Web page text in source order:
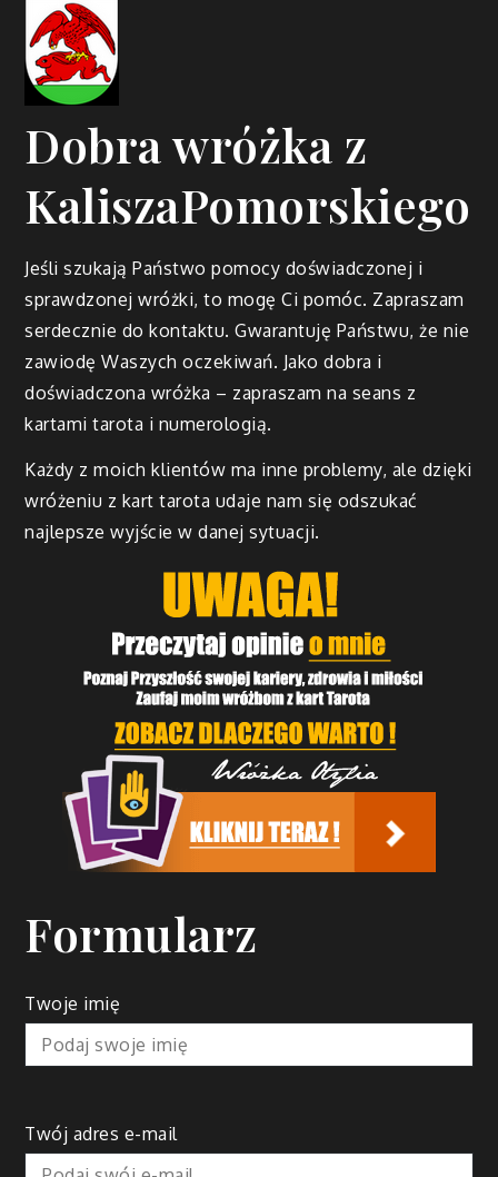
Dobra wróżka z
KaliszaPomorskiego
Jeśli szukają Państwo pomocy doświadczonej i
sprawdzonej wróżki, to mogę Ci pomóc. Zapraszam
serdecznie do kontaktu. Gwarantuję Państwu, że nie
zawiodę Waszych oczekiwań. Jako dobra i
doświadczona wróżka – zapraszam na seans z
kartami tarota i numerologią.
Każdy z moich klientów ma inne problemy, ale dzięki
wróżeniu z kart tarota udaje nam się odszukać
najlepsze wyjście w danej sytuacji.
Formularz
Twoje imię
Twój adres e-mail